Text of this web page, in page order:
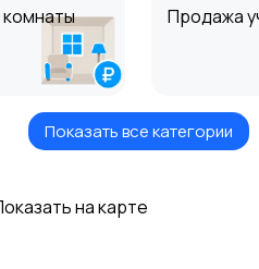
Продажа
посуточно Дома
Показать все категории
на карте